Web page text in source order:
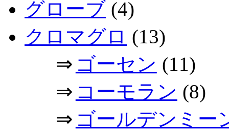
グローブ (4)
クロマグロ (13)
⇒ ゴーセン (11)
⇒ コーモラン (8)
⇒ ゴールデンミー